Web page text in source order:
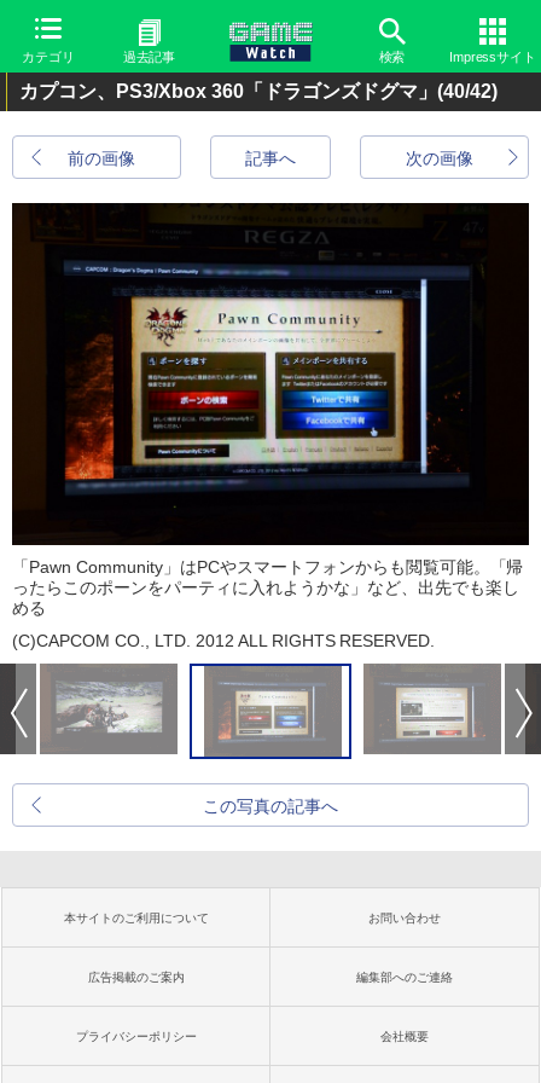
カテゴリ 過去記事 検索 Impressサイト
カプコン、PS3/Xbox 360「ドラゴンズドグマ」 (40/42)
前の画像 次の画像
記事へ
「Pawn Community」はPCやスマートフォンからも閲覧可能。「帰
ったらこのポーンをパーティに入れようかな」など、出先でも楽し
める
(C)CAPCOM CO., LTD. 2012 ALL RIGHTS RESERVED.
この写真の記事へ
本サイトのご利用について お問い合わせ
広告掲載のご案内 編集部へのご連絡
プライバシーポリシー 会社概要